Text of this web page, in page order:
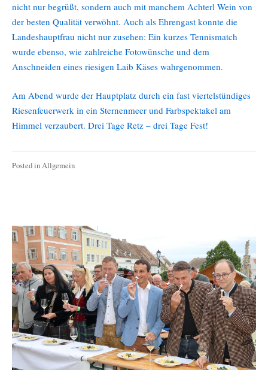
nicht nur begrüßt, sondern auch mit manchem Achterl Wein von
der besten Qualität verwöhnt. Auch als Ehrengast konnte die
Landeshauptfrau nicht nur zusehen: Ein kurzes Tennismatch
wurde ebenso, wie zahlreiche Fotowünsche und dem
Anschneiden eines riesigen Laib Käses wahrgenommen.
Am Abend wurde der Hauptplatz durch ein fast viertelstündiges
Riesenfeuerwerk in ein Sternenmeer und Farbspektakel am
Himmel verzaubert. Drei Tage Retz – drei Tage Fest!
Posted inAllgemein